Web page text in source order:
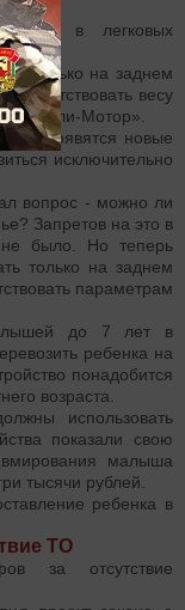
детей в легковых
только на заднем
весу
«Дейли-Мотор».
ПДД появятся новые
исключительно
вопрос - можно ли
Запретов на это в
не было. Но теперь
только на заднем
параметрам
до 7 лет в
ребенка на
понадобится
возраста.
использовать
показали свою
малыша
тысячи рублей.
ребенка в
ТО
за отсутствие